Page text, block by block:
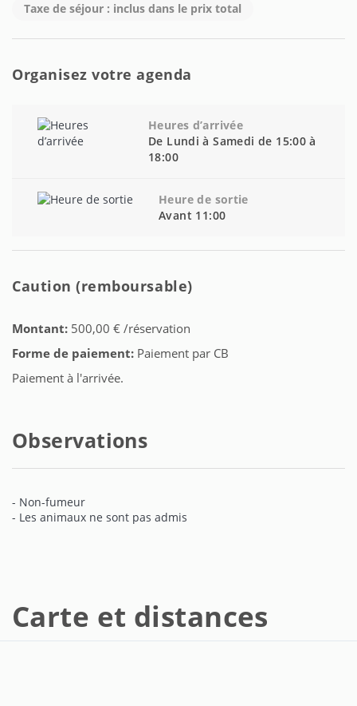
Taxe de séjour : inclus dans le prix total
Organisez votre agenda
Heures d’arrivée
De Lundi à Samedi de 15:00 à
18:00
Heure de sortie
Avant 11:00
Caution (remboursable)
Montant: 500,00 € /réservation
Forme de paiement: Paiement par CB
Paiement à l'arrivée.
Observations
- Non-fumeur
- Les animaux ne sont pas admis
Carte et distances